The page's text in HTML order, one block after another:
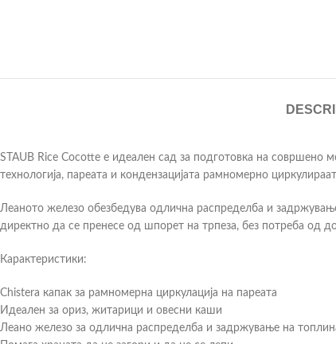
STAUB Rice Cocotte е идеален сад за подготовка на совршено
технологија, пареата и кондензацијата рамномерно
Леаното железо обезбедува одлична распределба и
директно да се пренесе од шпорет на трпеза, без потреба од
Карактеристики:
Chistera капак за рамномерна циркулација на пареата
Идеален за ориз, житарици и овесни каши
Леано железо за одлична распределба и задржување на